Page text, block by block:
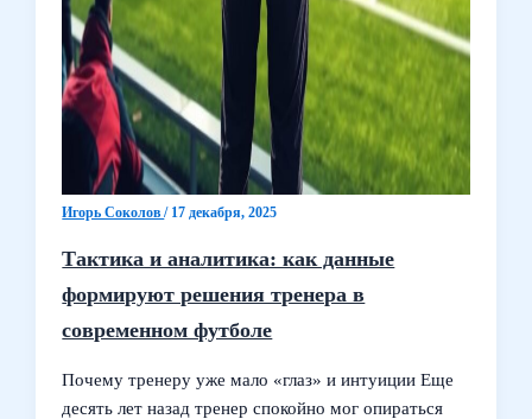
Игорь Соколов/ 17 декабря, 2025
Тактика и аналитика: как данные
формируют решения тренера в
современном футболе
Почему тренеру уже мало «глаз» и интуиции Еще
десять лет назад тренер спокойно мог опираться